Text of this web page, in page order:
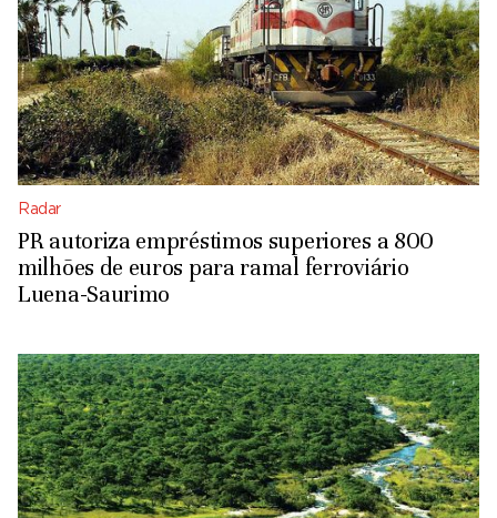
Radar
PR autoriza empréstimos superiores a 800
milhões de euros para ramal ferroviário
Luena-Saurimo